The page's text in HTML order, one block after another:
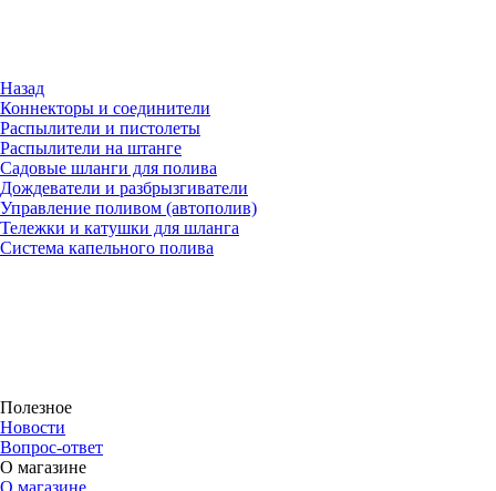
Назад
Коннекторы и соединители
Распылители и пистолеты
Распылители на штанге
Садовые шланги для полива
Дождеватели и разбрызгиватели
Управление поливом (автополив)
Тележки и катушки для шланга
Система капельного полива
Полезное
Новости
Вопрос-ответ
О магазине
О магазине